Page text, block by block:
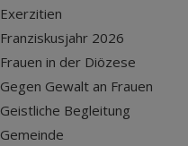
Exerzitien
Franziskusjahr 2026
Frauen in der Diözese
Gegen Gewalt an Frauen
Geistliche Begleitung
Gemeinde